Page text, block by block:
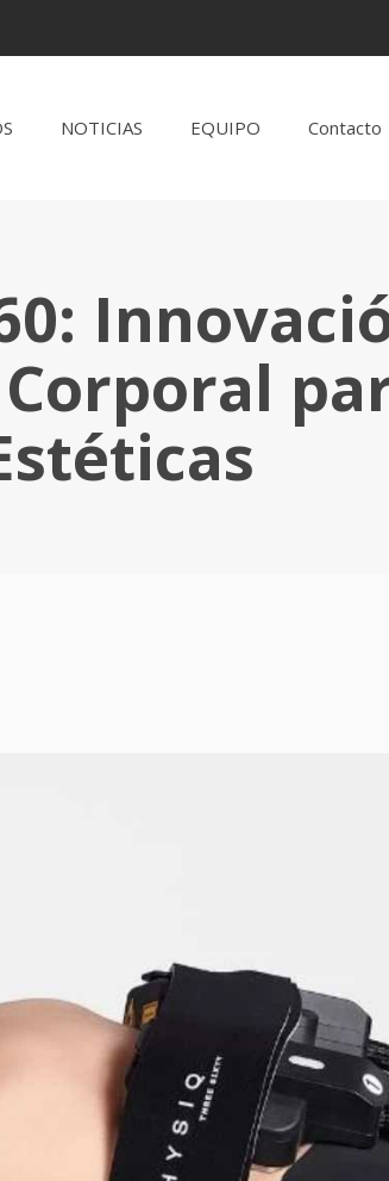
NOTICIAS EQUIPO Contacto